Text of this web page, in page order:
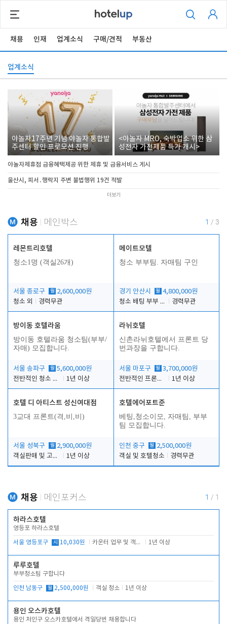
채용 인재 업계소식 구매/견적 부동산
업계소식
야놀자17주년 기념 야놀자 통합발
주센터 할인 프로모션 진행
<야놀자 MRO, 숙박업소 위한 삼
성전자 가전제품 특가 개시>
야놀자제휴점 금융혜택제공 위한 제휴 및 금융서비스 게시
울산시, 피서․행락지 주변 불법행위 19건 적발
더보기
채용 메인박스 1 / 3
레몬트리호텔
청소1명 (객실26개)
서울 종로구 월 2,600,000원
청소 외
경력무관
메이트모텔
청소 부부팀. 자매팀 구인
경기 안산시 월 4,800,000원
청소 배팅 부부 구합니다
경력무관
방이동 호텔라움
방이동 호텔라움 청소팀(부부/
자매) 모집합니다.
서울 송파구 월 5,600,000원
전반적인 청소 업무(객실청소.객실정리)
1년 이상
라뉘호텔
신촌라뉘호텔에서 프론트 당
번과장을 구합니다.
서울 마포구 월 3,700,000원
전반적인 프론트 당번업무
1년 이상
호텔 디 아티스트 성신여대점
3교대 프론트(격,비,비)
서울 성북구 월 2,900,000원
객실판매 및 고객응대
1년 이상
호텔에어포트준
베팅,청소이모, 자매팀, 부부
팀 모집합니다.
인천 중구 월 2,500,000원
객실 및 호텔청소
경력무관
채용 메인포커스 1 / 1
하라스호텔
영등포 하라스호텔
서울 영등포구 시 10,030원 카운터 업무 및 객실관리(청소상태 확인, 객실판매) 1년 이상
루루호텔
부부청소팀 구합니다
인천 남동구 월 2,500,000원 객실 청소 1년 이상
용인 오스카호텔
용인 처인구 오스카호텔에서 격일당번 채용합니다